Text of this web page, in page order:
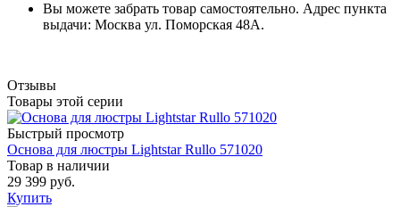
Вы можете забрать товар самостоятельно. Адрес пункта
выдачи: Москва ул. Поморская 48А.
Отзывы
Товары этой серии
Быстрый просмотр
Основа для люстры Lightstar Rullo 571020
Товар в наличии
29 399 руб.
Купить